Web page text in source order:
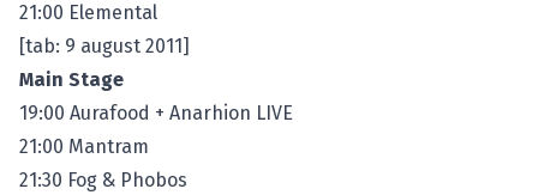
21:00 Elemental
[tab: 9 august 2011]
Main Stage
19:00 Aurafood + Anarhion LIVE
21:00 Mantram
21:30 Fog & Phobos